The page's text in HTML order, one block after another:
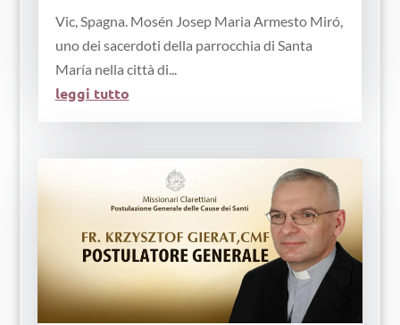
Vic, Spagna. Mosén Josep Maria Armesto Miró,
uno dei sacerdoti della parrocchia di Santa
María nella città di...
leggi tutto